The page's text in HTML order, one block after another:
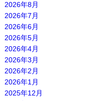
2026年8月
2026年7月
2026年6月
2026年5月
2026年4月
2026年3月
2026年2月
2026年1月
2025年12月